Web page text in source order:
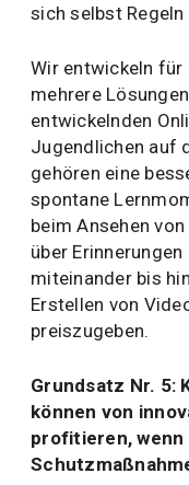
sich selbst
Wir entwickeln für
mehrere
entwickelnden
Jugendlichen auf
gehören eine
spontane
beim Ansehen
über
miteinander bis
Erstellen von
preiszugeben.
Grundsatz Nr. 5:
können von
profitieren, wenn